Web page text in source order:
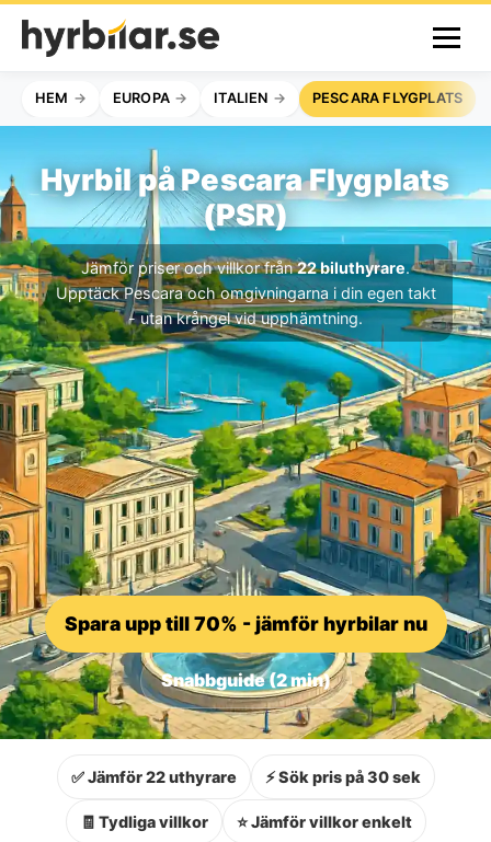
HEM EUROPA ITALIEN PESCARA FLYGPLATS
Hyrbil på Pescara Flygplats
(PSR)
Jämför priser och villkor från22 biluthyrare.
Upptäck Pescara och omgivningarna i din egen takt
- utan krångel vid upphämtning.
Spara upp till 70% - jämför hyrbilar nu
Snabbguide (2 min)
✅ Jämför 22 uthyrare ⚡ Sök pris på 30 sek
🧾 Tydliga villkor ⭐ Jämför villkor enkelt